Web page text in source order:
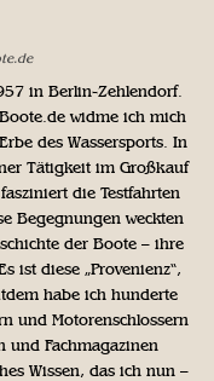
in Berlin-Zehlendorf.
widme ich mich
des Wassersports. In
Tätigkeit im Großkauf
die Testfahrten
Begegnungen weckten
der Boote – ihre
ist diese „Provenienz“,
habe ich hunderte
und Motorenschlossern
Fachmagazinen
Wissen, das ich nun –